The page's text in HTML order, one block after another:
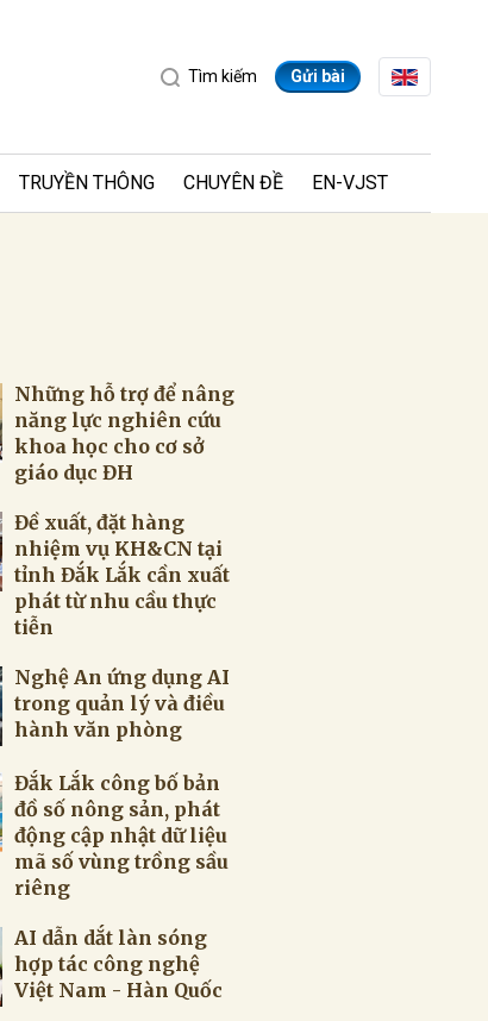
Tìm kiếm Gửi bài
TRUYỀN THÔNG CHUYÊN ĐỀ EN-VJST
Những hỗ trợ để nâng
năng lực nghiên cứu
khoa học cho cơ sở
giáo dục ĐH
Đề xuất, đặt hàng
nhiệm vụ KH&CN tại
tỉnh Đắk Lắk cần xuất
phát từ nhu cầu thực
tiễn
Nghệ An ứng dụng AI
trong quản lý và điều
hành văn phòng
Đắk Lắk công bố bản
đồ số nông sản, phát
động cập nhật dữ liệu
mã số vùng trồng sầu
riêng
AI dẫn dắt làn sóng
hợp tác công nghệ
Việt Nam - Hàn Quốc